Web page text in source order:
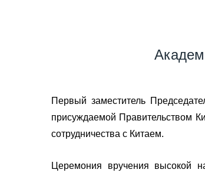
Первый заместитель
присуждаемой Правительством
сотрудничества с Китаем.
Церемония вручения высокой